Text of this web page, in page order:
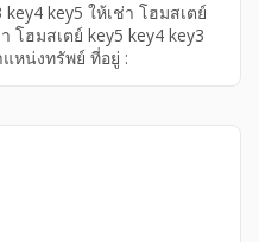
key5 ให้เช่า โฮมสเตย์
โฮมสเตย์ key5 key4 key3
หน่งทรัพย์ ที่อยู่ :